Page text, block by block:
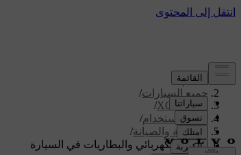
الدعم/
جميع السيارات/
XC60 2026
/
دليل الاستخدام/
العناية والصيانة/
النظام الكهربائي والبطاريات في السيارة